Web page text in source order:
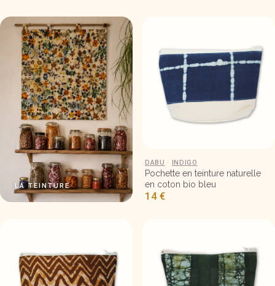
LA TEINTURE
DABU · INDIGO
Pochette en teinture naturelle
en coton bio bleu
Petite pochette en tissu 18×15 –
14 €